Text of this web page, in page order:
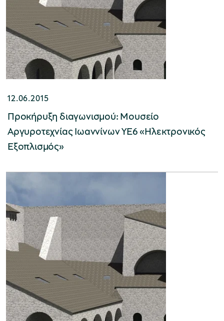
12.06.2015
Προκήρυξη διαγωνισμού: Moυσείο
Αργυροτεχνίας Ιωαννίνων ΥΕ6 «Ηλεκτρονικός
Εξοπλισμός»